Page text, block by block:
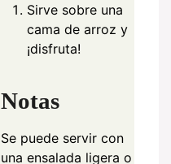
Sirve sobre una
cama de arroz y
¡disfruta!
Notas
Se puede servir con
una ensalada ligera o